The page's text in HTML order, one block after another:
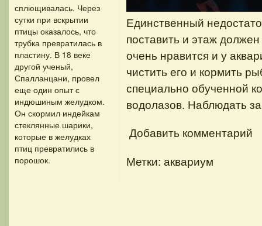
сплющивалась. Через
сутки при вскрытии
птицы оказалось, что
трубка превратилась в
пластину. В 18 веке
другой ученый,
Спалланцани, провел
еще один опыт с
индюшиным желудком.
Он скормил индейкам
стеклянные шарики,
которые в желудках
птиц превратились в
порошок.
Единственный
поставить и этаж
очень нравится и у
чистить его и кормить
специально обученной
водолазов. Наблюдать
Добавить комментарий
Метки: аквариум